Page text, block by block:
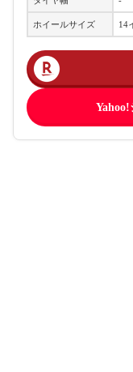
ホイールサイズ 14